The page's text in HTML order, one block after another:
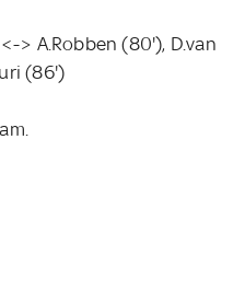
> A.Robben (80'), D.van
(86')